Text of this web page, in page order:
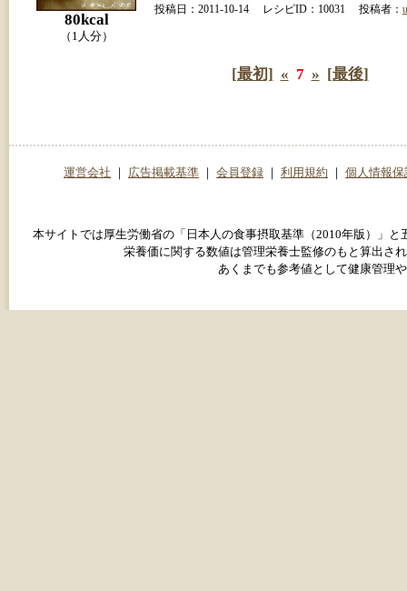
80kcal
（1人分）
投稿日：2011-10-14 レシピID：10031 投稿者：
[最初] « 7 » [最後]
運営会社 ｜ 広告掲載基準 ｜ 会員登録 ｜ 利用規約 ｜ 個人情報保
本サイトでは厚生労働省の「日本人の食事摂取基準（2010年版）」
栄養価に関する数値は管理栄養士監修のもと算出さ
あくまでも参考値として健康管理